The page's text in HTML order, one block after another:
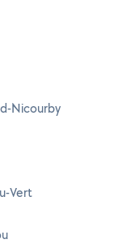
Nicourby
Vert